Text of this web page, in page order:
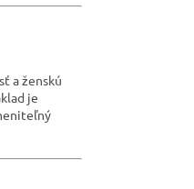
a ženskú
je